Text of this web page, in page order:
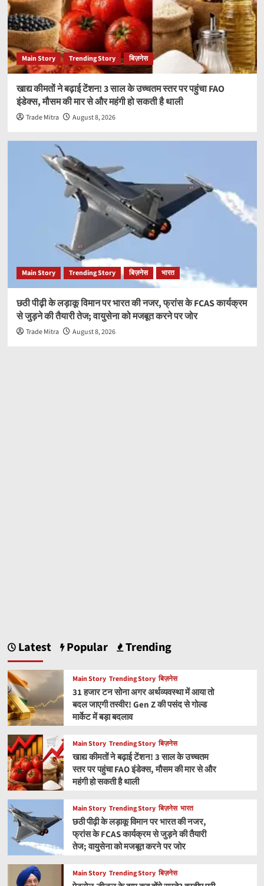
Main Story Trending Story बिज़नेस
खाद्य कीमतों ने बढ़ाई टेंशन! 3 साल के उच्चतम स्तर पर पहुंचा FAO
इंडेक्स, मौसम की मार से और महंगी हो सकती है थाली
Trade Mitra August 8, 2026
Main Story Trending Story बिज़नेस भारत
छठी पीढ़ी के लड़ाकू विमान पर भारत की नजर, फ्रांस के FCAS कार्यक्रम
से जुड़ने की तैयारी तेज; वायुसेना को मजबूत करने पर जोर
Trade Mitra August 8, 2026
Latest Popular Trending
Main Story Trending Story बिज़नेस
31 हजार टन सोना अगर अर्थव्यवस्था में आया तो
बदल जाएगी तस्वीर! Gen Z की पसंद से गोल्ड
मार्केट में बड़ा बदलाव
Main Story Trending Story बिज़नेस
खाद्य कीमतों ने बढ़ाई टेंशन! 3 साल के उच्चतम
स्तर पर पहुंचा FAO इंडेक्स, मौसम की मार से और
महंगी हो सकती है थाली
Main Story Trending Story बिज़नेस भारत
छठी पीढ़ी के लड़ाकू विमान पर भारत की नजर,
फ्रांस के FCAS कार्यक्रम से जुड़ने की तैयारी
तेज; वायुसेना को मजबूत करने पर जोर
Main Story Trending Story बिज़नेस